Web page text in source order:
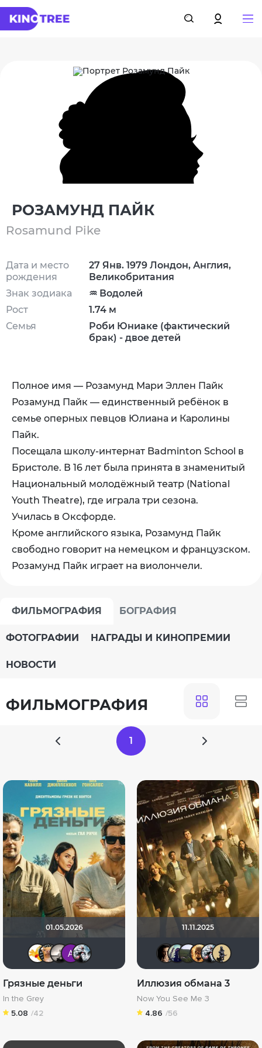
РОЗАМУНД ПАЙК
Rosamund Pike
Дата и место
рождения
Знак зодиака
Рост
Семья
27 Янв. 1979 Лондон, Англия,
Великобритания
♒ Водолей
1.74 м
Роби Юниаке (фактический
брак) - двое детей
Полное имя — Розамунд Мари Эллен Пайк
Розамунд Пайк — единственный ребёнок в
семье оперных певцов Юлиана и Каролины
Пайк.
Посещала школу-интернат Badminton School в
Бристоле. В 16 лет была принята в знаменитый
Национальный молодёжный театр (National
Youth Theatre), где играла три сезона.
Училась в Оксфорде.
Кроме английского языка, Розамунд Пайк
свободно говорит на немецком и французском.
Розамунд Пайк играет на виолончели.
ФИЛЬМОГРАФИЯ БОГРАФИЯ
ФОТОГРАФИИ НАГРАДЫ И КИНОПРЕМИИ
НОВОСТИ
ФИЛЬМОГРАФИЯ
1
01.05.2026
ThedenyaАнатолий Ш
Kot123RUS
Грязные деньги
In the Grey
5.08 /42
11.11.2025
RQ7umka27
Иллюзия обмана 3
Now You See Me 3
4.86 /56